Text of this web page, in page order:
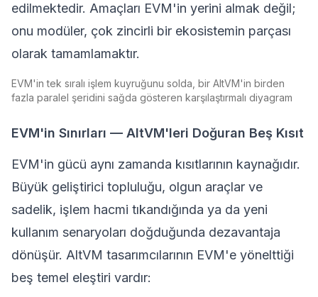
edilmektedir. Amaçları EVM'in yerini almak değil;
onu modüler, çok zincirli bir ekosistemin parçası
olarak tamamlamaktır.
EVM'in tek sıralı işlem kuyruğunu solda, bir AltVM'in birden
fazla paralel şeridini sağda gösteren karşılaştırmalı diyagram
EVM'in Sınırları — AltVM'leri Doğuran Beş Kısıt
EVM'in gücü aynı zamanda kısıtlarının kaynağıdır.
Büyük geliştirici topluluğu, olgun araçlar ve
sadelik, işlem hacmi tıkandığında ya da yeni
kullanım senaryoları doğduğunda dezavantaja
dönüşür. AltVM tasarımcılarının EVM'e yönelttiği
beş temel eleştiri vardır: